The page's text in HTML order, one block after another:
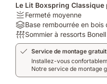
Le Lit Boxspring
Firmness:
Fermeté
moyenne
Fermeté moyenne
Material:
Base
rembourrée
en
de
Base rembourrée en
Respirabilité:
Sommier
ressorts
Bonell
Sommier à ressorts
Service de montage gratuit
Installez-vous
Notre service de montage